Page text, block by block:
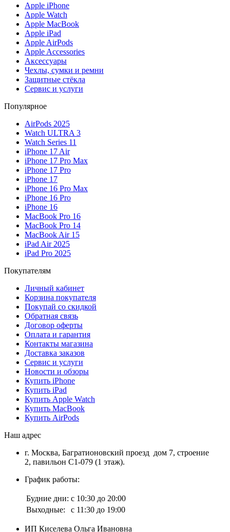
Apple iPhone
Apple Watch
Apple MacBook
Apple iPad
Apple AirPods
Apple Accessories
Аксессуары
Чехлы, сумки и ремни
Защитные стёкла
Сервис и услуги
Популярное
AirPods 2025
Watch ULTRA 3
Watch Series 11
iPhone 17 Air
iPhone 17 Pro Max
iPhone 17 Pro
iPhone 17
iPhone 16 Pro Max
iPhone 16 Pro
iPhone 16
MacBook Pro 16
MacBook Pro 14
MacBook Air 15
iPad Air 2025
iPad Pro 2025
Покупателям
Личный кабинет
Корзина покупателя
Покупай со скидкой
Обратная связь
Договор оферты
Оплата и гарантия
Контакты магазина
Доставка заказов
Сервис и услуги
Новости и обзоры
Купить iPhone
Купить iPad
Купить Apple Watch
Купить MacBook
Купить AirPods
Наш адрес
г. Москва, Багратионовский проезд дом 7, строение
2, павильон С1-079 (1 этаж).
График работы:
Будние дни: с 10:30 до 20:00
Выходные:
с 11:30 до 19:00
ИП Киселева Ольга Ивановна